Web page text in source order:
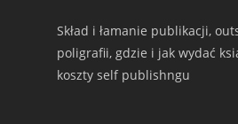
Skład i łamanie publikacji,
poligrafii, gdzie i jak wydać
koszty self publishngu